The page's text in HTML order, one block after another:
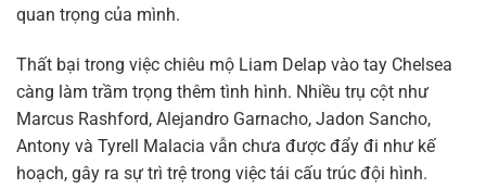
quan trọng của mình.
Thất bại trong việc chiêu mộ Liam Delap vào tay Chelsea
càng làm trầm trọng thêm tình hình. Nhiều trụ cột như
Marcus Rashford, Alejandro Garnacho, Jadon Sancho,
Antony và Tyrell Malacia vẫn chưa được đẩy đi như kế
hoạch, gây ra sự trì trệ trong việc tái cấu trúc đội hình.